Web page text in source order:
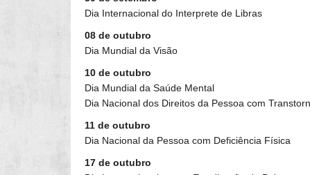
Dia Internacional do Interprete de Libras
08 de outubro
Dia Mundial da Visão
10 de outubro
Dia Mundial da Saúde Mental
Dia Nacional dos Direitos da Pessoa com
11 de outubro
Dia Nacional da Pessoa com Deficiência Física
17 de outubro